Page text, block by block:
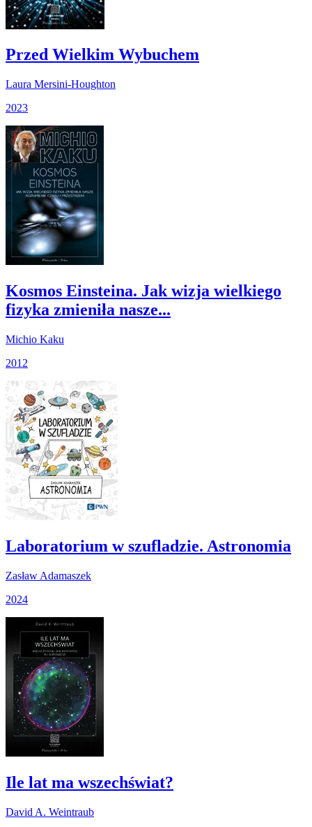
Przed Wielkim Wybuchem
Laura Mersini-Houghton
2023
Kosmos Einsteina. Jak wizja wielkiego
fizyka zmieniła nasze...
Michio Kaku
2012
Laboratorium w szufladzie. Astronomia
Zasław Adamaszek
2024
Ile lat ma wszechświat?
David A. Weintraub